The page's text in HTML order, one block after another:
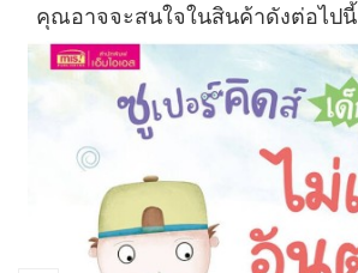
คุณอาจจะสนใจในสินค้าดังต่อไปนี้